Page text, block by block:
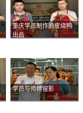
重庆学员制作脆皮烧鸭
出品
学员与师傅留影